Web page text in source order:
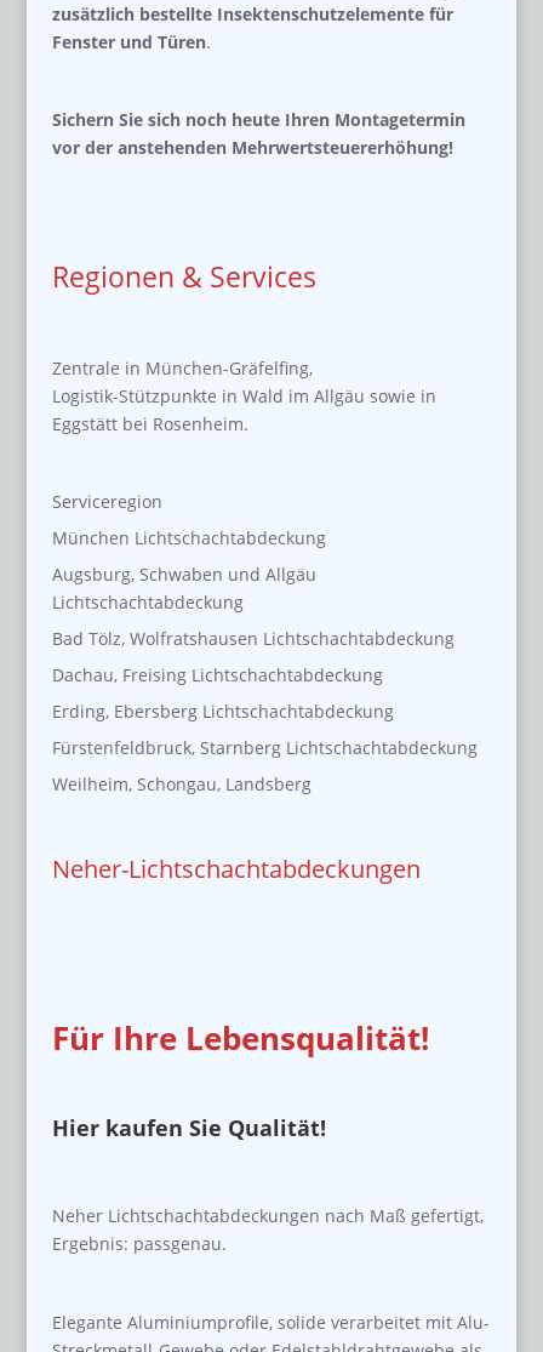
zusätzlich bestellte Insektenschutzelemente für
Fenster und Türen.
Sichern Sie sich noch heute Ihren Montagetermin
vor der anstehenden Mehrwertsteuererhöhung!
Regionen & Services
Zentrale in München-Gräfelfing,
Logistik-Stützpunkte in Wald im Allgäu sowie in
Eggstätt bei Rosenheim.
Serviceregion
München Lichtschachtabdeckung
Augsburg, Schwaben und Allgäu
Lichtschachtabdeckung
Bad Tölz, Wolfratshausen Lichtschachtabdeckung
Dachau, Freising Lichtschachtabdeckung
Erding, Ebersberg Lichtschachtabdeckung
Fürstenfeldbruck, Starnberg Lichtschachtabdeckung
Weilheim, Schongau, Landsberg
Neher-Lichtschachtabdeckungen
Für Ihre Lebensqualität!
Hier kaufen Sie Qualität!
Neher Lichtschachtabdeckungen nach Maß gefertigt,
Ergebnis: passgenau.
Elegante Aluminiumprofile, solide verarbeitet mit Alu-